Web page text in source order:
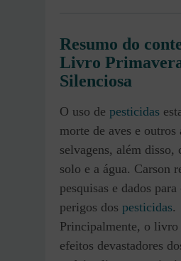
Resumo do
Livro
Silenciosa
O uso de pesticidas
morte de aves e outros
selvagens, além disso,
solo e a água. Carson
pesquisas e dados
perigos dos pesticidas.
Principalmente, o livro
efeitos devastadores